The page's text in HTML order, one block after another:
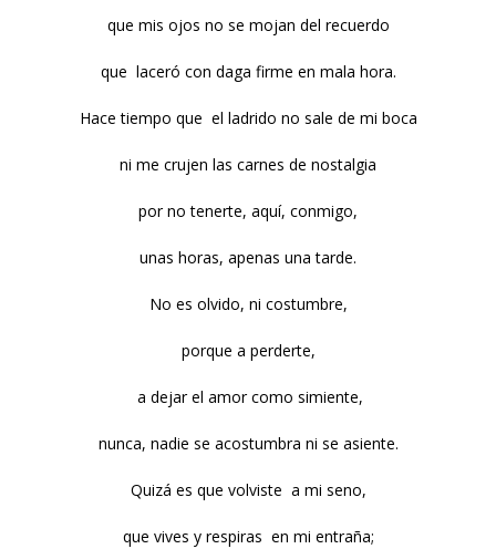
que mis ojos no se mojan del recuerdo
que laceró con daga firme en mala hora.
Hace tiempo que el ladrido no sale de mi boca
ni me crujen las carnes de nostalgia
por no tenerte, aquí, conmigo,
unas horas, apenas una tarde.
No es olvido, ni costumbre,
porque a perderte,
a dejar el amor como simiente,
nunca, nadie se acostumbra ni se asiente.
Quizá es que volviste a mi seno,
que vives y respiras en mi entraña;